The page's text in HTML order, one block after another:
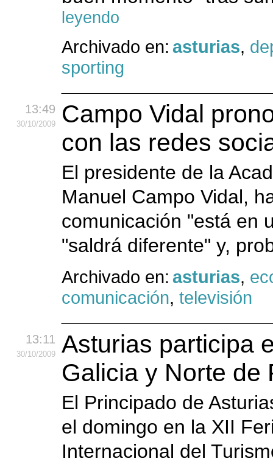
leyendo
Archivado en: asturias,
sporting
13:49
30/10/2009
Campo Vidal
con las redes
El presidente de la
Manuel Campo Vidal,
comunicación "está en
"saldrá diferente" y,
Archivado en: asturias,
comunicación, televisión
13:11
30/10/2009
Asturias participa
Galicia y Norte de
El Principado de
el domingo en la XII
Internacional del